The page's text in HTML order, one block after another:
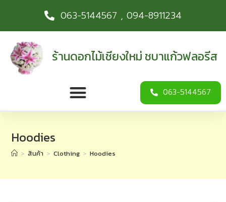
063-5144567 , 094-8911234
ร้านดอกไม้เชียงใหม่ ชบาแก้วฟลอรีส
063-5144567
Hoodies
> สินค้า > Clothing > Hoodies